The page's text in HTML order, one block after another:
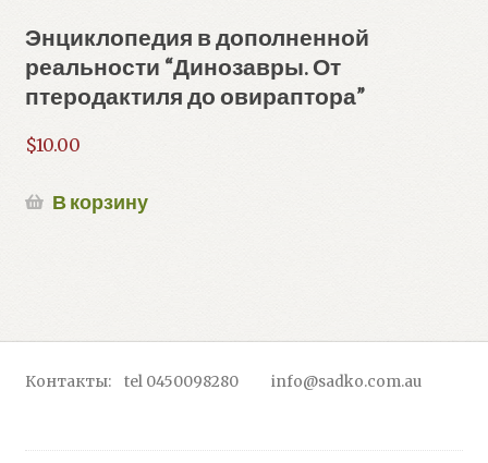
Энциклопедия в дополненной
реальности “Динозавры. От
птеродактиля до овираптора”
$10.00
В корзину
Контакты: tel 0450098280 info@sadko.com.au